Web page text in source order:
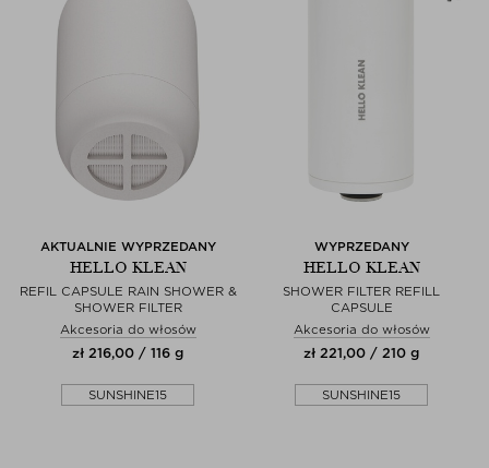
AKTUALNIE WYPRZEDANY
HELLO KLEAN
REFIL CAPSULE RAIN SHOWER &
SHOWER FILTER
Akcesoria do włosów
zł 216,00 / 116 g
SUNSHINE15
WYPRZEDANY
HELLO KLEAN
SHOWER FILTER REFILL
CAPSULE
Akcesoria do włosów
zł 221,00 / 210 g
SUNSHINE15